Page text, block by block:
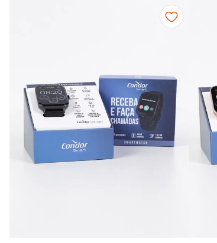
UN
Mormaii
Casio
Gang
Prata
Preto
Rose
Estilo